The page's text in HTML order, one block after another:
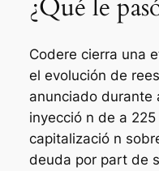
¿Qué le
Codere cierra una
el evolución de
anunciado durante
inyecció n de a
capitalizació n
deuda por part de